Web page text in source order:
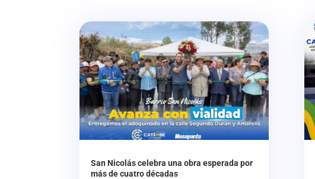
San Nicolás celebra una obra esperada por
más de cuatro décadas